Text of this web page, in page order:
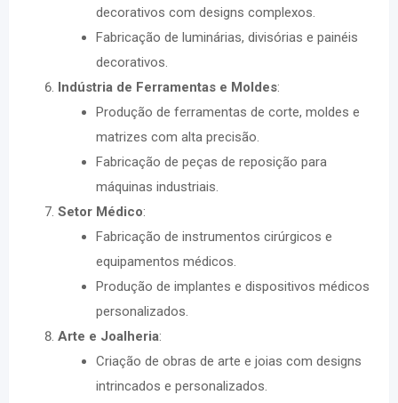
decorativos com designs complexos.
Fabricação de luminárias, divisórias e painéis
decorativos.
Indústria de Ferramentas e Moldes:
Produção de ferramentas de corte, moldes e
matrizes com alta precisão.
Fabricação de peças de reposição para
máquinas industriais.
Setor Médico:
Fabricação de instrumentos cirúrgicos e
equipamentos médicos.
Produção de implantes e dispositivos médicos
personalizados.
Arte e Joalheria:
Criação de obras de arte e joias com designs
intrincados e personalizados.